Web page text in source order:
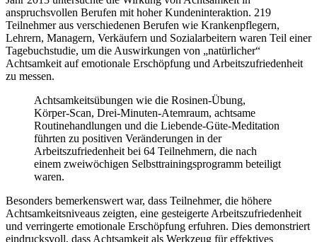
anspruchsvollen Berufen mit hoher Kundeninteraktion. 219
Teilnehmer aus verschiedenen Berufen wie Krankenpflegern,
Lehrern, Managern, Verkäufern und Sozialarbeitern waren Teil einer
Tagebuchstudie, um die Auswirkungen von „natürlicher“
Achtsamkeit auf emotionale Erschöpfung und Arbeitszufriedenheit
zu messen.
Achtsamkeitsübungen wie die Rosinen-Übung,
Körper-Scan, Drei-Minuten-Atemraum, achtsame
Routinehandlungen und die Liebende-Güte-Meditation
führten zu positiven Veränderungen in der
Arbeitszufriedenheit bei 64 Teilnehmern, die nach
einem zweiwöchigen Selbsttrainingsprogramm beteiligt
waren.
Besonders bemerkenswert war, dass Teilnehmer, die höhere
Achtsamkeitsniveaus zeigten, eine gesteigerte Arbeitszufriedenheit
und verringerte emotionale Erschöpfung erfuhren. Dies demonstriert
eindrucksvoll, dass Achtsamkeit als Werkzeug für effektives